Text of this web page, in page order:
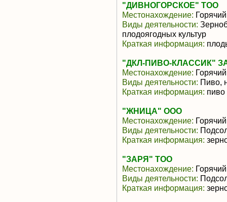
"ДИВНОГОРСКОЕ" ТОО
Местонахождение:
Виды деятельности:
плодоягодных культур
Краткая информация:
"ДКЛ-ПИВО-КЛАССИК"
Местонахождение:
Виды деятельности: Пиво,
Краткая информация: пиво
"ЖНИЦА" ООО
Местонахождение:
Виды деятельности:
Краткая информация:
"ЗАРЯ" ТОО
Местонахождение:
Виды деятельности:
Краткая информация: